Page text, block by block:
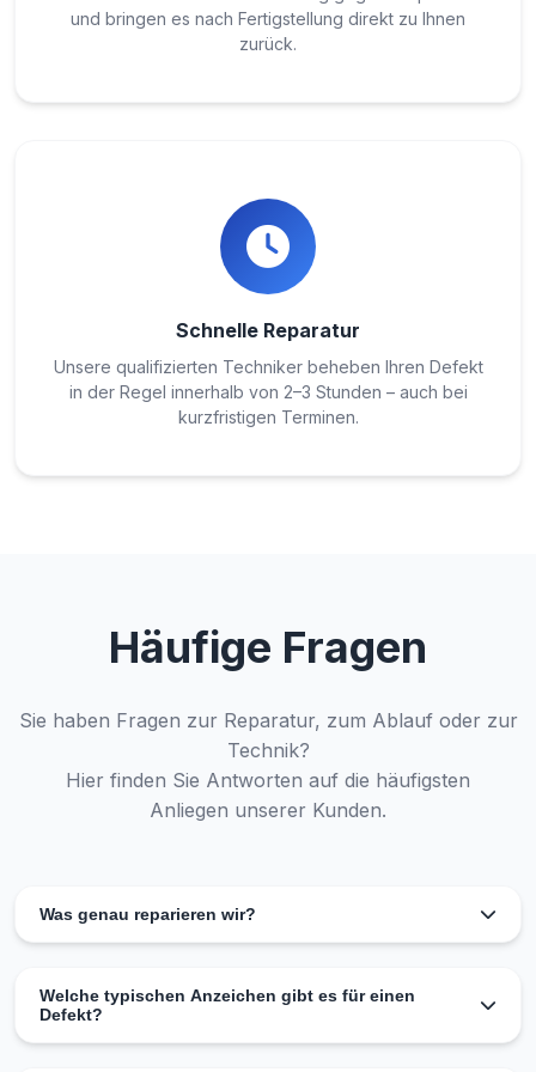
und bringen es nach Fertigstellung direkt zu Ihnen
zurück.
Schnelle Reparatur
Unsere qualifizierten Techniker beheben Ihren Defekt
in der Regel innerhalb von 2–3 Stunden – auch bei
kurzfristigen Terminen.
Häufige Fragen
Sie haben Fragen zur Reparatur, zum Ablauf oder zur
Technik?
Hier finden Sie Antworten auf die häufigsten
Anliegen unserer Kunden.
Was genau reparieren wir?
Mercedes Zündschlössern (EZS) und
Lenkradverriegelungen (ELV).
Für jede Prüfung benötigen wir immer das Bauteil sowie
Welche typischen Anzeichen gibt es für einen
Defekt?